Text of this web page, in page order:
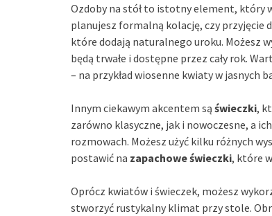
Ozdoby na stół to istotny element, który
planujesz formalną kolację, czy przyjęcie
które dodają naturalnego uroku. Możesz
będą trwałe i dostępne przez cały rok.
– na przykład wiosenne kwiaty w jasnych
Innym ciekawym akcentem są świeczki,
zarówno klasyczne, jak i nowoczesne, a
rozmowach. Możesz użyć kilku różnych
postawić na zapachowe świeczki, które
Oprócz kwiatów i świeczek, możesz
stworzyć rustykalny klimat przy stole.